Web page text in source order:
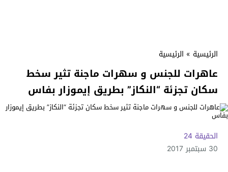
الرئيسية » الرئيسية
عاهرات للجنس و سهرات ماجنة تثير سخط
سكان تجزئة “النكاز” بطريق إيموزار بفاس
الحقيقة 24
30 سبتمبر 2017